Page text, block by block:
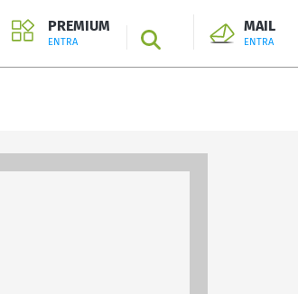
PREMIUM
ENTRA SEARCH
MAIL
ENTRA